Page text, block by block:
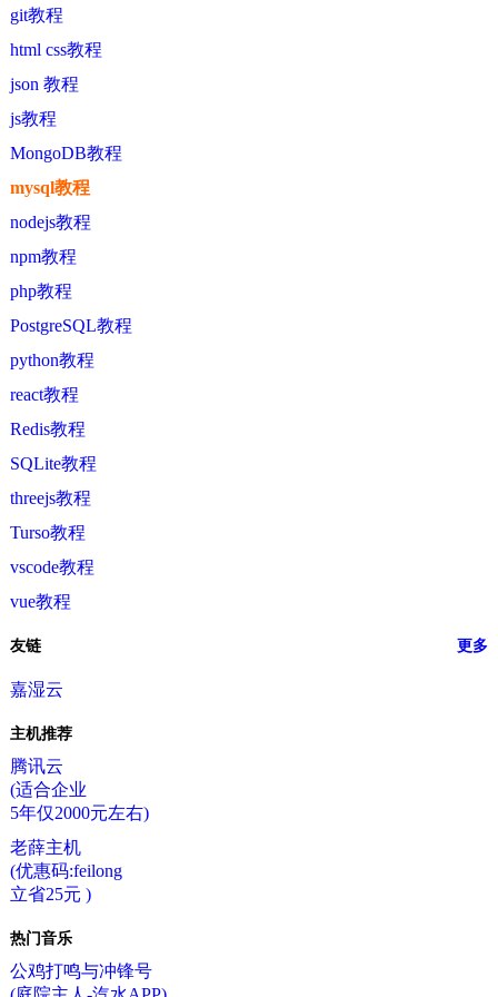
git教程
html css教程
json 教程
js教程
MongoDB教程
mysql教程
nodejs教程
npm教程
php教程
PostgreSQL教程
python教程
react教程
Redis教程
SQLite教程
threejs教程
Turso教程
vscode教程
vue教程
友链 更多
嘉湿云
主机推荐
腾讯云
(适合企业
5年仅2000元左右)
老薛主机
(优惠码:feilong
立省25元 )
热门音乐
公鸡打鸣与冲锋号